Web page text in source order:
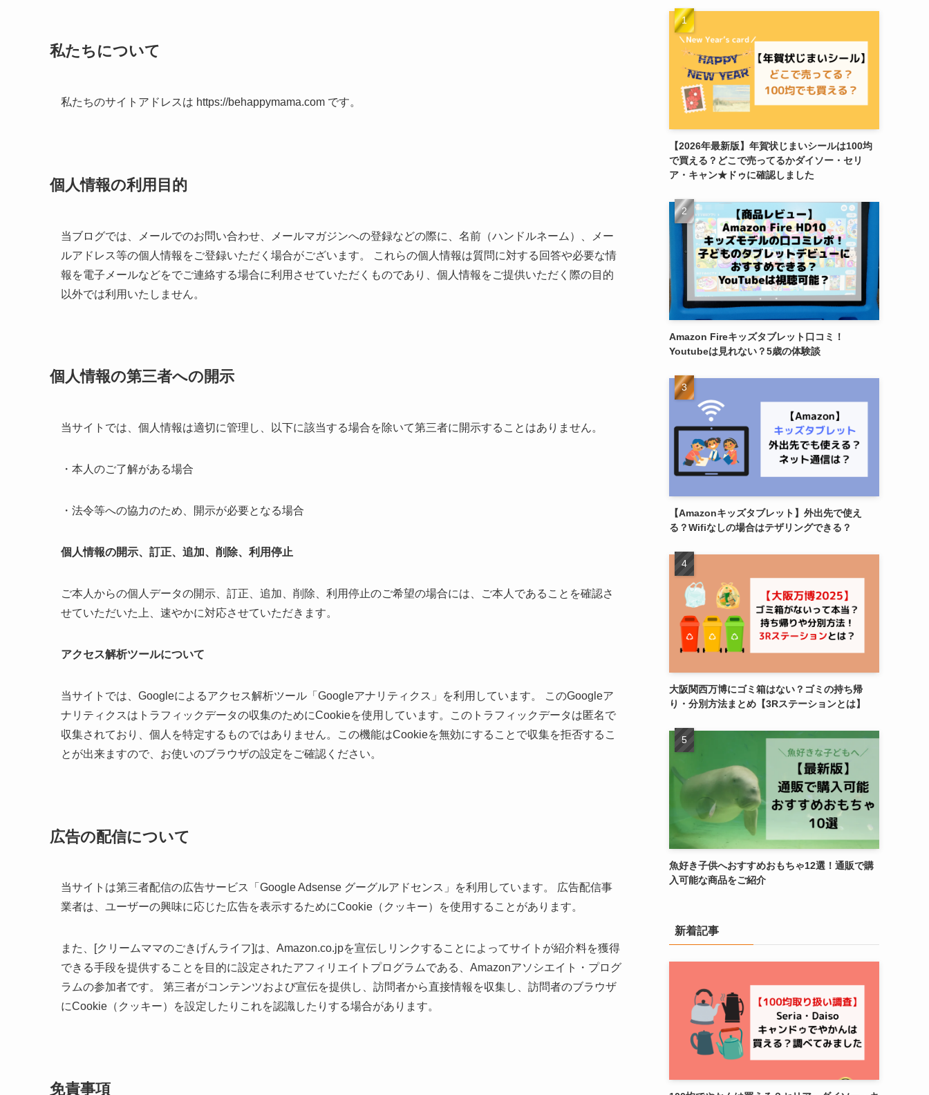
私たちについて
私たちのサイトアドレスは https://behappymama.com です。
個人情報の利用目的
当ブログでは、メールでのお問い合わせ、メールマガジンへの登録などの際に、名前（ハンドルネーム）、メー
ルアドレス等の個人情報をご登録いただく場合がございます。 これらの個人情報は質問に対する回答や必要な情
報を電子メールなどをでご連絡する場合に利用させていただくものであり、個人情報をご提供いただく際の目的
以外では利用いたしません。
個人情報の第三者への開示
当サイトでは、個人情報は適切に管理し、以下に該当する場合を除いて第三者に開示することはありません。
・本人のご了解がある場合
・法令等への協力のため、開示が必要となる場合
個人情報の開示、訂正、追加、削除、利用停止
ご本人からの個人データの開示、訂正、追加、削除、利用停止のご希望の場合には、ご本人であることを確認さ
せていただいた上、速やかに対応させていただきます。
アクセス解析ツールについて
当サイトでは、Googleによるアクセス解析ツール「Googleアナリティクス」を利用しています。 このGoogleア
ナリティクスはトラフィックデータの収集のためにCookieを使用しています。このトラフィックデータは匿名で
収集されており、個人を特定するものではありません。この機能はCookieを無効にすることで収集を拒否するこ
とが出来ますので、お使いのブラウザの設定をご確認ください。
広告の配信について
当サイトは第三者配信の広告サービス「Google Adsense グーグルアドセンス」を利用しています。 広告配信事
業者は、ユーザーの興味に応じた広告を表示するためにCookie（クッキー）を使用することがあります。
また、[クリームママのごきげんライフ]は、Amazon.co.jpを宣伝しリンクすることによってサイトが紹介料を獲得
できる手段を提供することを目的に設定されたアフィリエイトプログラムである、Amazonアソシエイト・プログ
ラムの参加者です。 第三者がコンテンツおよび宣伝を提供し、訪問者から直接情報を収集し、訪問者のブラウザ
にCookie（クッキー）を設定したりこれを認識したりする場合があります。
免責事項
【2026年最新版】年賀状じまいシールは100均
で買える？どこで売ってるかダイソー・セリ
ア・キャン★ドゥに確認しました
Amazon Fireキッズタブレット口コミ！
Youtubeは見れない？5歳の体験談
【Amazonキッズタブレット】外出先で使え
る？Wifiなしの場合はテザリングできる？
大阪関西万博にゴミ箱はない？ゴミの持ち帰
り・分別方法まとめ【3Rステーションとは】
魚好き子供へおすすめおもちゃ12選！通販で購
入可能な商品をご紹介
新着記事